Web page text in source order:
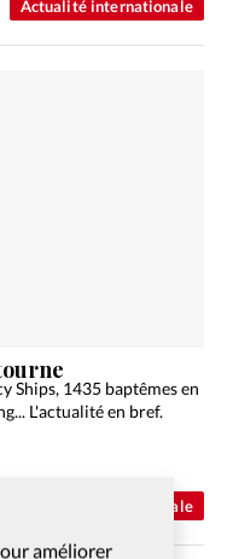
améliorer
Actualité internationale
Actualité internationale
Ships, 1435 baptêmes en
L'actualité en bref.